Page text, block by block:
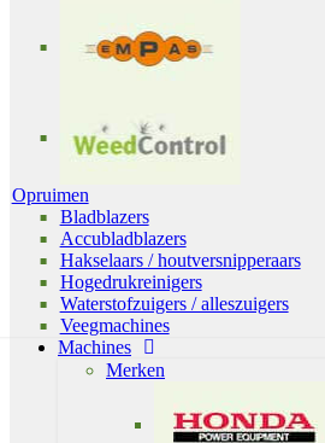
Opruimen
Bladblazers
Accubladblazers
Hakselaars / houtversnipperaars
Hogedrukreinigers
Waterstofzuigers / alleszuigers
Veegmachines
Machines
Merken